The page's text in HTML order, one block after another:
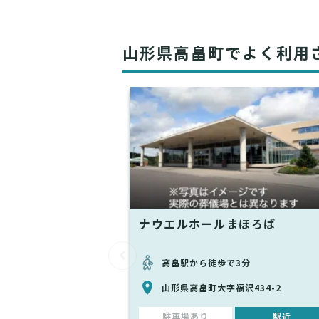
山形県高畠町でよく利用
ナウエルホールまほろば
高畠駅から徒歩で3分
山形県高畠町大字福沢434-2
駐車場あり 駅近